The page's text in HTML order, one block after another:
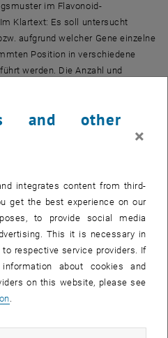
im Flavonoid-
Klartext: Es soll untersucht
aufgrund welcher Gene einzelne
Position in verschiedene
werden. Die Anzahl und
vom lateinischen Wort flavus =
die Tatsache, dass viele dieser
die weltweit in
physiologischer Funktionen
haben neue wissenschaftliche
auch gesundheitsfördernde
aufweisen. Die Fülle an
Flavonoide wird durch
erlangt.
Anthocyane bewirken - abhängig
and other
×
integrates content from third-
get the best experience on our
to provide social media
This it is necessary in
respective service providers. If
about cookies and
on this website, please see